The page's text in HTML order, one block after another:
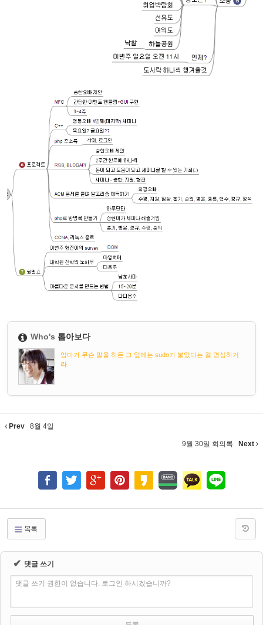
Who's 톱아보다
엄마가 무슨 말을 하든 그 앞에는 sudo가 붙었다는 걸 명심하거
라.
Prev 8월 4일
9월 30일 회의록 Next
목록
✔ 댓글 쓰기
댓글 쓰기 권한이 없습니다. 로그인 하시겠습니까?